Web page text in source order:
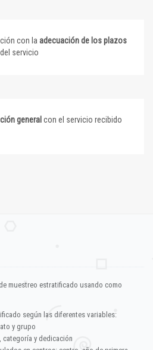
con la adecuación de los plazos
servicio
general con el servicio recibido
muestreo estratificado usando como
según las diferentes variables:
y grupo
categoría y dedicación